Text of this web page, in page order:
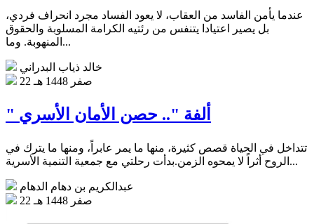
عندما يأمن الفاسد من العقاب، لا يعود الفساد مجرد انحراف فردي،
بل يصير اعتيادا يتنفس من رئتيه الكرامة المسلوبة والحقوق
المنهوبة. وما...
خالد ذياب البدراني
22 صفر 1448 هـ
" ألفة ".. حصن الأمان الأسري
تتداخل في الحياة قصص كثيرة، منها ما يمر عابراً، ومنها ما يترك في
الروح أثراً لا يمحوه الزمن.بدأت رحلتي مع جمعية التنمية الأسرية...
عبدالكريم بن دهام الدهام
22 صفر 1448 هـ